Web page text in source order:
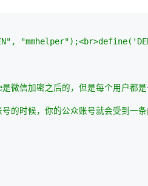
微信加密之后的，但是每个用户都是
号的时候，你的公众账号就会受到